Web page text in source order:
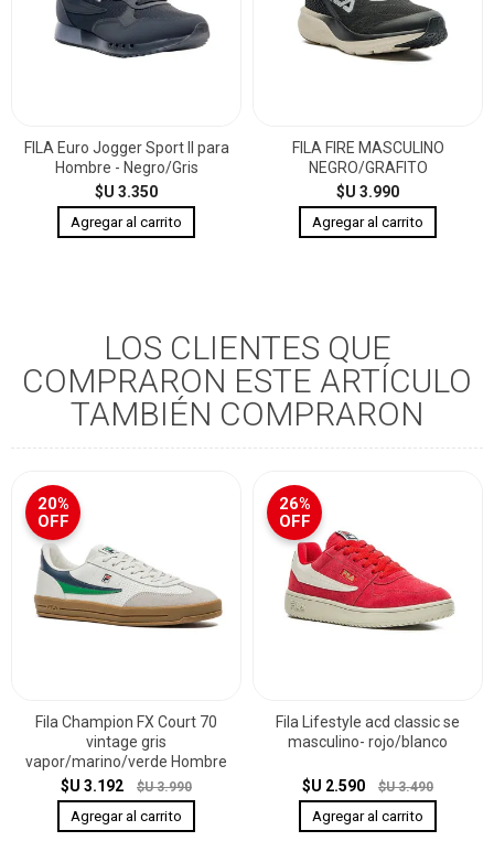
FILA Euro Jogger Sport II para
Hombre - Negro/Gris
$U 3.350
FILA FIRE MASCULINO
NEGRO/GRAFITO
$U 3.990
LOS CLIENTES QUE
COMPRARON ESTE ARTÍCULO
TAMBIÉN COMPRARON
20%
OFF
Fila Champion FX Court 70
vintage gris
vapor/marino/verde Hombre
$U 3.192
$U 3.990
26%
OFF
Fila Lifestyle acd classic se
masculino- rojo/blanco
$U 2.590 $U 3.490